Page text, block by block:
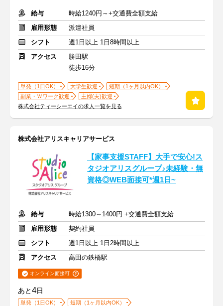
給与
時給1240円～+交通費全額支給
雇用形態
派遣社員
シフト
週1日以上 1日8時間以上
アクセス
勝田駅
徒歩16分
単発（1日OK） 大学生歓迎
短期（1ヶ月以内OK）
副業・Ｗワーク歓迎
主婦(夫)歓迎
株式会社ティーシーエイの求人一覧を見る
株式会社アリスキャリアサービス
【家事支援STAFF】大手で安心!ス
タジオアリスグループ♪未経験・無
資格◎WEB面接可*週1日~
給与
時給1300～1400円 +交通費全額支給
雇用形態
契約社員
シフト
週1日以上 1日2時間以上
アクセス
高田の鉄橋駅
オンライン面接可
あと4日
単発（1日OK）
短期（1ヶ月以内OK）